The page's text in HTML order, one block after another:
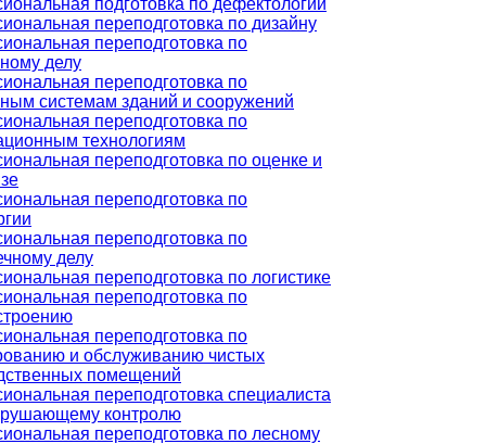
переподготовка по дизайну
переподготовка по
делу
переподготовка по
системам зданий и сооружений
переподготовка по
технологиям
переподготовка по оценке и
переподготовка по
переподготовка по
делу
переподготовка по логистике
переподготовка по
переподготовка по
и обслуживанию чистых
помещений
переподготовка специалиста
контролю
переподготовка по лесному